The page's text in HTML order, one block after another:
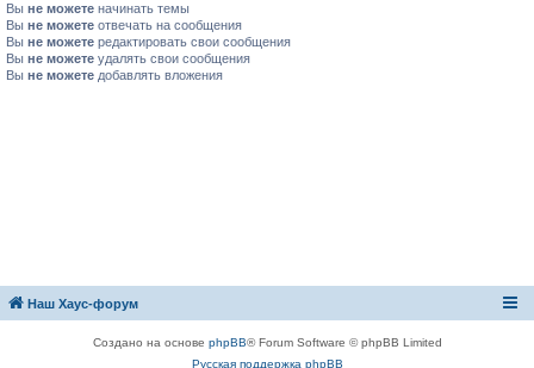
Вы не можете начинать темы
Вы не можете отвечать на сообщения
Вы не можете редактировать свои сообщения
Вы не можете удалять свои сообщения
Вы не можете добавлять вложения
Наш Хаус-форум
Создано на основе phpBB® Forum Software © phpBB Limited
Русская поддержка phpBB